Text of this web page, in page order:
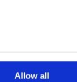
Allow all